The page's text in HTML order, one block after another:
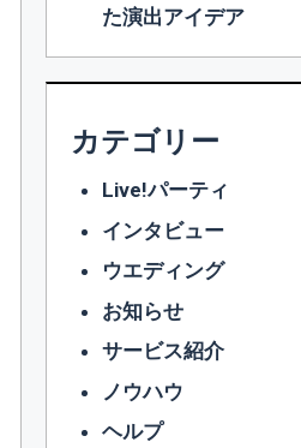
た演出アイデア
カテゴリー
Live!パーティ
インタビュー
ウエディング
お知らせ
サービス紹介
ノウハウ
ヘルプ